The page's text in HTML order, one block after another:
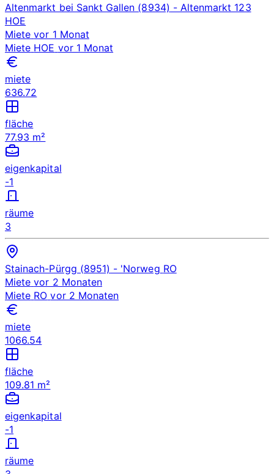
Altenmarkt bei Sankt Gallen (8934) - Altenmarkt 123
HOE
Miete vor 1 Monat
Miete HOE vor 1 Monat
miete
636.72
fläche
77.93 m²
eigenkapital
-1
räume
3
Stainach-Pürgg (8951) - 'Norweg RO
Miete vor 2 Monaten
Miete RO vor 2 Monaten
miete
1066.54
fläche
109.81 m²
eigenkapital
-1
räume